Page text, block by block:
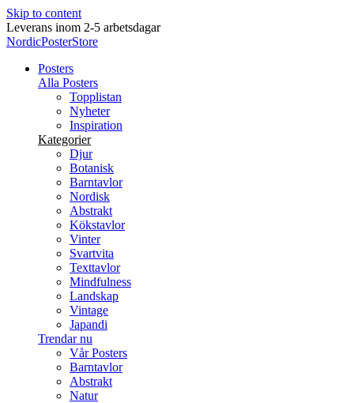
Skip to content
Leverans inom 2-5 arbetsdagar
NordicPosterStore
Posters
Alla Posters
Topplistan
Nyheter
Inspiration
Kategorier
Djur
Botanisk
Barntavlor
Nordisk
Abstrakt
Kökstavlor
Vinter
Svartvita
Texttavlor
Mindfulness
Landskap
Vintage
Japandi
Trendar nu
Vår Posters
Barntavlor
Abstrakt
Natur